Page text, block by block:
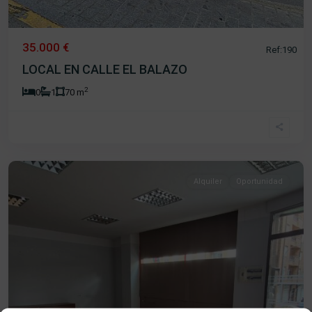
35.000 €
LOCAL EN CALLE EL BALAZO
0 1 70 m2
Ref:190
Alquiler Oportunidad